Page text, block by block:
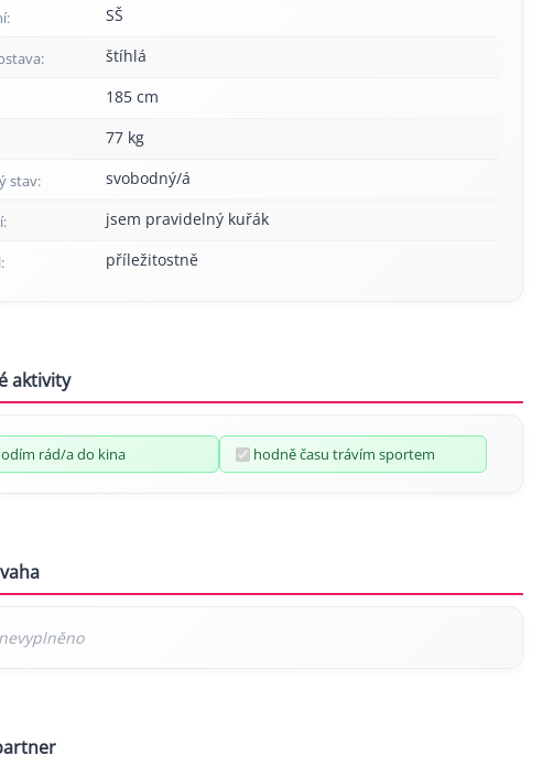
SŠ
štíhlá
185 cm
77 kg
stav: svobodný/á
jsem pravidelný kuřák
příležitostně
aktivity
rád/a do kina hodně času trávím sportem